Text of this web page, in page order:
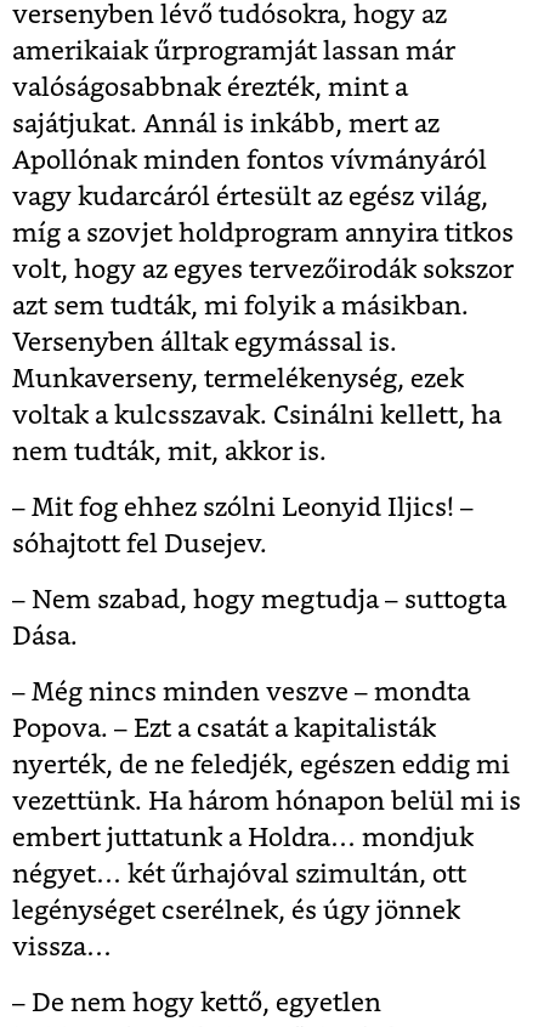
versenyben lévő tudósokra, hogy az
amerikaiak űrprogramját lassan már
valóságosabbnak érezték, mint a
sajátjukat. Annál is inkább, mert az
Apollónak minden fontos vívmányáról
vagy kudarcáról értesült az egész világ,
míg a szovjet holdprogram annyira titkos
volt, hogy az egyes tervezőirodák sokszor
azt sem tudták, mi folyik a másikban.
Versenyben álltak egymással is.
Munkaverseny, termelékenység, ezek
voltak a kulcsszavak. Csinálni kellett, ha
nem tudták, mit, akkor is.
– Mit fog ehhez szólni Leonyid Iljics! –
sóhajtott fel Dusejev.
– Nem szabad, hogy megtudja – suttogta
Dása.
– Még nincs minden veszve – mondta
Popova. – Ezt a csatát a kapitalisták
nyerték, de ne feledjék, egészen eddig mi
vezettünk. Ha három hónapon belül mi is
embert juttatunk a Holdra… mondjuk
négyet… két űrhajóval szimultán, ott
legénységet cserélnek, és úgy jönnek
vissza…
– De nem hogy kettő, egyetlen